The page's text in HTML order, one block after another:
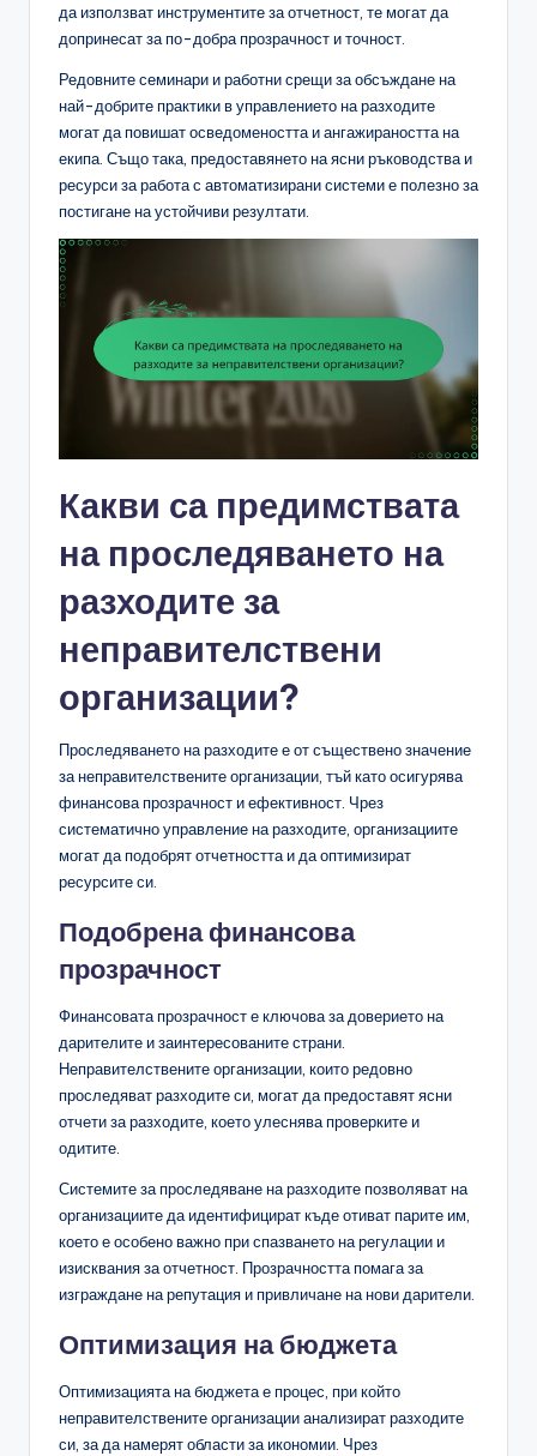
да използват инструментите за отчетност, те могат да
допринесат за по-добра прозрачност и точност.
Редовните семинари и работни срещи за обсъждане на
най-добрите практики в управлението на разходите
могат да повишат осведомеността и ангажираността на
екипа. Също така, предоставянето на ясни ръководства и
ресурси за работа с автоматизирани системи е полезно за
постигане на устойчиви резултати.
Какви са предимствата
на проследяването на
разходите за
неправителствени
организации?
Проследяването на разходите е от съществено значение
за неправителствените организации, тъй като осигурява
финансова прозрачност и ефективност. Чрез
систематично управление на разходите, организациите
могат да подобрят отчетността и да оптимизират
ресурсите си.
Подобрена финансова
прозрачност
Финансовата прозрачност е ключова за доверието на
дарителите и заинтересованите страни.
Неправителствените организации, които редовно
проследяват разходите си, могат да предоставят ясни
отчети за разходите, което улеснява проверките и
одитите.
Системите за проследяване на разходите позволяват на
организациите да идентифицират къде отиват парите им,
което е особено важно при спазването на регулации и
изисквания за отчетност. Прозрачността помага за
изграждане на репутация и привличане на нови дарители.
Оптимизация на бюджета
Оптимизацията на бюджета е процес, при който
неправителствените организации анализират разходите
си, за да намерят области за икономии. Чрез